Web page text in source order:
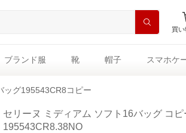
買
ブランド服 靴 帽子 スマホケ
ッグ195543CR8コピー
セリーヌ ミディアム ソフト16バッグ コ
195543CR8.38NO